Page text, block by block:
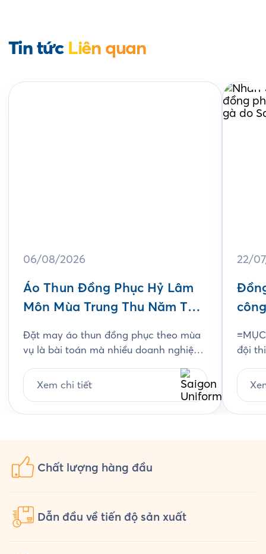
Tin tức Liên quan
06/08/2026
Áo Thun Đồng Phục Hỷ Lâm
Môn Mùa Trung Thu Năm Thứ
Đặt may áo thun đồng phục theo mùa
vụ là bài toán mà nhiều doanh nghiệp
Hỷ Lâm Môn cũng vậy. Cứ đến hẹn lại
lên, mỗi năm khi mùa bánh Trung Thu
Xem chi tiết
22/
đội
thiết
chi
Chất lượng hàng đầu
Dẫn đầu về tiến độ sản xuất